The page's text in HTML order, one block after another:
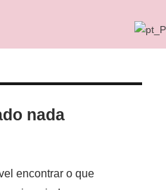
nada
encontrar o que